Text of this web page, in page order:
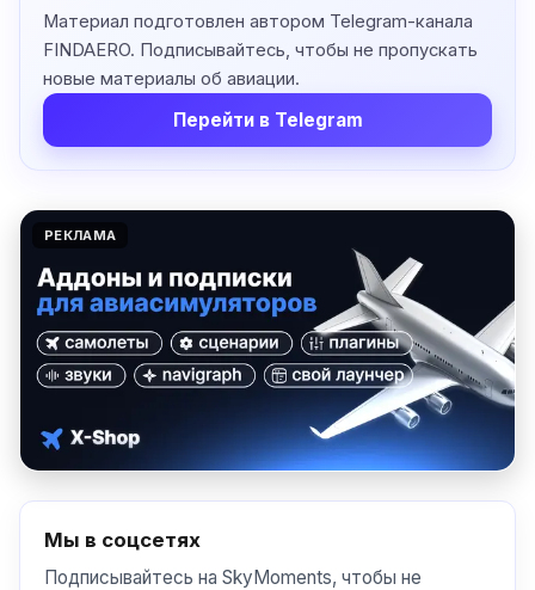
Материал подготовлен автором Telegram-канала
FINDAERO. Подписывайтесь, чтобы не пропускать
новые материалы об авиации.
Перейти в Telegram
РЕКЛАМА
Мы в соцсетях
Подписывайтесь на SkyMoments, чтобы не